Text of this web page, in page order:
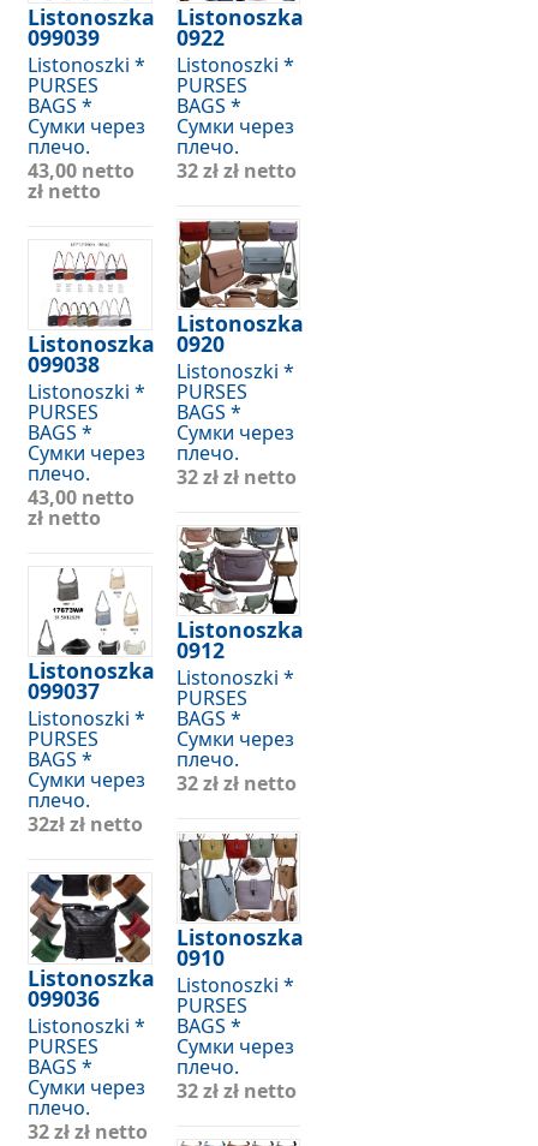
Listonoszka
099039
Listonoszki *
PURSES
BAGS *
Сумки через
плечо.
43,00 netto
zł netto
Listonoszka
099038
Listonoszki *
PURSES
BAGS *
Сумки через
плечо.
43,00 netto
zł netto
Listonoszka
099037
Listonoszki *
PURSES
BAGS *
Сумки через
плечо.
32złzł netto
Listonoszka
099036
Listonoszki *
PURSES
BAGS *
Сумки через
плечо.
32 złzł netto
Listonoszka
0922
Listonoszki *
PURSES
BAGS *
Сумки через
плечо.
32 złzł netto
Listonoszka
0920
Listonoszki *
PURSES
BAGS *
Сумки через
плечо.
32 złzł netto
Listonoszka
0912
Listonoszki *
PURSES
BAGS *
Сумки через
плечо.
32 złzł netto
Listonoszka
0910
Listonoszki *
PURSES
BAGS *
Сумки через
плечо.
32 złzł netto